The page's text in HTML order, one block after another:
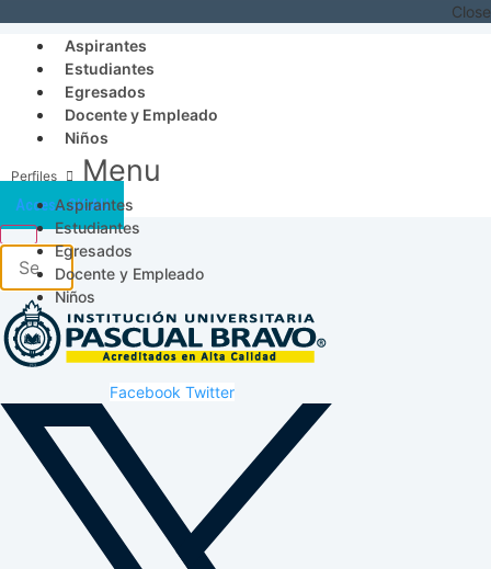
Close
Aspirantes
Estudiantes
Egresados
Docente y Empleado
Niños
Menu
Aspirantes
Estudiantes
Egresados
Docente y Empleado
Niños
Acceso SICAU
Facebook Twitter